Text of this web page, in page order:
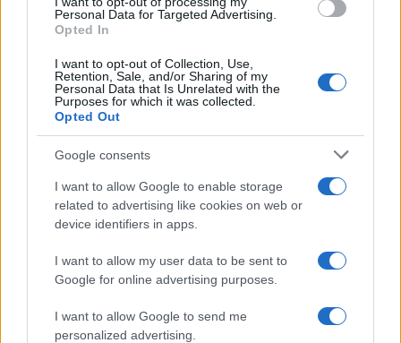
Personal Data for Targeted Advertising.
Opted In
I want to opt-out of Collection, Use,
Retention, Sale, and/or Sharing of my
Personal Data that Is Unrelated with the
Purposes for which it was collected.
Opted Out
Google consents
I want to allow Google to enable storage
related to advertising like cookies on web or
device identifiers in apps.
I want to allow my user data to be sent to
Google for online advertising purposes.
I want to allow Google to send me
personalized advertising.
NECROLOGIE
Mario Malu
Martina Agostina Diturco